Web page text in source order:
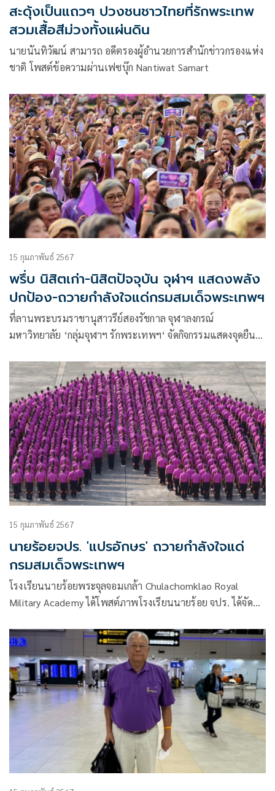
สะดุ้งเป็นแถวๆ ปวงชนชาวไทยที่รักพระเทพ
สวมเสื้อสีม่วงทั้งแผ่นดิน
นายนันทิวัฒน์ สามารถ อดีตรองผู้อำนวยการสำนักข่าวกรองแห่ง
ชาติ โพสต์ข้อความผ่านเฟซบุ๊ก Nantiwat Samart
15 กุมภาพันธ์ 2567
พรึ่บ นิสิตเก่า-นิสิตปัจจุบัน จุฬาฯ แสดงพลัง
ปกป้อง-ถวายกำลังใจแด่กรมสมเด็จพระเทพฯ
ที่ลานพระบรมราชานุสาวรีย์สองรัชกาล จุฬาลงกรณ์
มหาวิทยาลัย ‘กลุ่มจุฬาฯ รักพระเทพฯ‘ จัดกิจกรรมแสดงจุดยืน
15 กุมภาพันธ์ 2567
นายร้อยจปร. 'แปรอักษร' ถวายกำลังใจแด่
กรมสมเด็จพระเทพฯ
โรงเรียนนายร้อยพระจุลจอมเกล้า Chulachomklao Royal
Military Academy ได้โพสต์ภาพโรงเรียนนายร้อย จปร. ได้จัด
ถวายกำลังใ